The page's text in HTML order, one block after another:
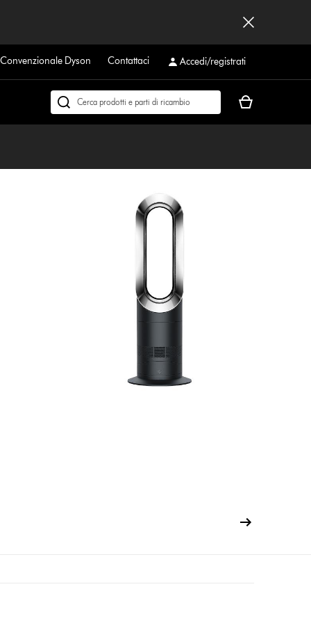
Dyson Contattaci Accedi/registrati
Cerca
Il